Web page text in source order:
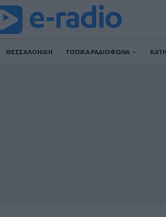
ΘΕΣΣΑΛΟΝΙΚΗ ΤΟΠΙΚΑ ΡΑΔΙΟΦΩΝΑ